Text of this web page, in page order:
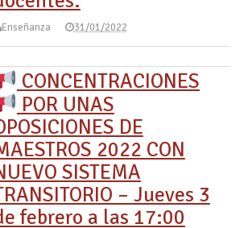
Enseñanza 31/01/2022
CONCENTRACIONES
POR UNAS
DE
2022 CON
SISTEMA
– Jueves 3
febrero a las 17:00